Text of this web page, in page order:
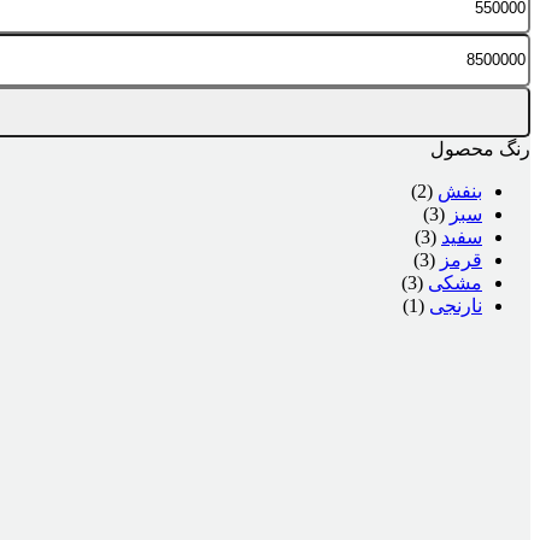
قیمت
قيمت
رنگ محصول
بنفش (2)
سبز (3)
سفید (3)
قرمز (3)
مشکی (3)
نارنجی (1)